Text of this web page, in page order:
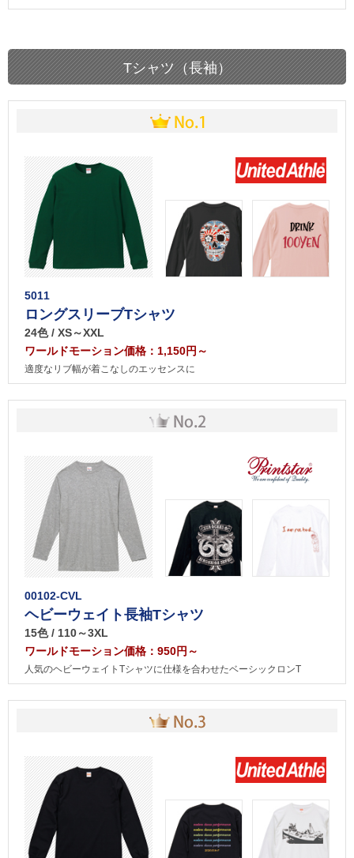
Tシャツ（長袖）
5011
ロングスリーブTシャツ
24色 / XS～XXL
ワールドモーション価格：1,150円～
適度なリブ幅が着こなしのエッセンスに
00102-CVL
ヘビーウェイト長袖Tシャツ
15色 / 110～3XL
ワールドモーション価格：950円～
人気のヘビーウェイトTシャツに仕様を合わせたベーシックロンT